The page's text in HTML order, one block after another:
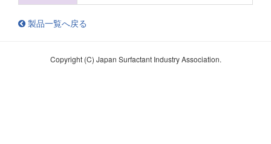
製品一覧へ戻る
Copyright (C) Japan Surfactant Industry Association.